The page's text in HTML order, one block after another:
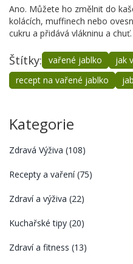
Ano. Můžete ho změlnit do
kolácích, muffinech nebo
cukru a přidává vlákninu a chuť.
Štítky: vařené jablko jak
recept na vařené jablko
Kategorie
Zdravá Výživa (108)
Recepty a vaření(75)
Zdraví a výživa (22)
Kuchařské tipy (20)
Zdraví a fitness (13)